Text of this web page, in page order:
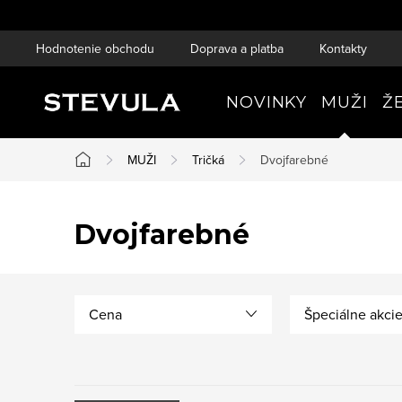
na
Hodnotenie obchodu Doprava a platba Kontakty
NOVINKY MUŽI
Domov
MUŽI Tričká Dvojfarebné
Dvojfarebné
Cena Špeciálne akcie